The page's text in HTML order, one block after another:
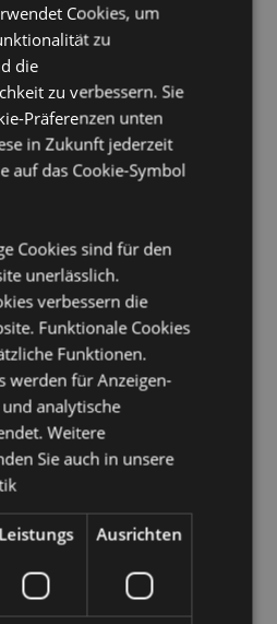
0 - 3 Jahre
Ja
Nein
Nein
den Einkauf bei Puckator
Sie unserenLeitfaden für
Breite 21cm Tiefe 11cm
Cookies, um
zu
die
zu verbessern. Sie
Präferenzen unten
in Zukunft jederzeit
auf das Cookie-Symbol
Cookies sind für den
unerlässlich.
verbessern die
Funktionale Cookies
Funktionen.
werden für Anzeigen-
analytische
Weitere
Sie auch in unsere
Leistungs Ausrichten